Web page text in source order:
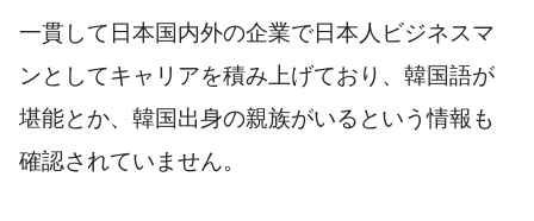
一貫して日本国内外の企業で日本人ビジネスマ
ンとしてキャリアを積み上げており、韓国語が
堪能とか、韓国出身の親族がいるという情報も
確認されていません。